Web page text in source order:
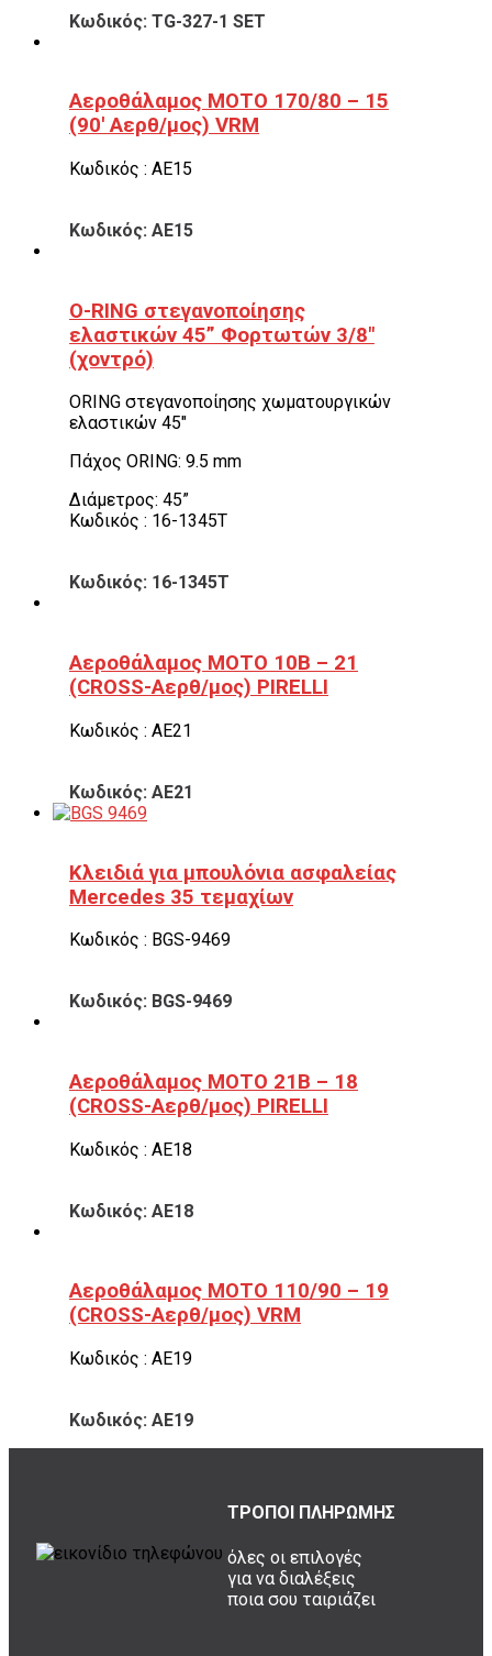
Κωδικός: TG-327-1 SET
Αεροθάλαμος ΜΟΤΟ 170/80 – 15
(90′ Αερθ/μος) VRM
Κωδικός : ΑΕ15
Κωδικός: ΑΕ15
O-RING στεγανοποίησης
ελαστικών 45” Φορτωτών 3/8″
(χοντρό)
ORING στεγανοποίησης χωματουργικών
ελαστικών 45″
Πάχος ORING: 9.5 mm
Διάμετρος: 45”
Κωδικός : 16-1345T
Κωδικός: 16-1345T
Αεροθάλαμος ΜΟΤΟ 10B – 21
(CROSS-Αερθ/μος) PIRELLI
Κωδικός : ΑΕ21
Κωδικός: ΑΕ21
Κλειδιά για μπουλόνια ασφαλείας
Mercedes 35 τεμαχίων
Κωδικός : BGS-9469
Κωδικός: BGS-9469
Αεροθάλαμος ΜΟΤΟ 21B – 18
(CROSS-Αερθ/μος) PIRELLI
Κωδικός : ΑΕ18
Κωδικός: ΑΕ18
Αεροθάλαμος ΜΟΤΟ 110/90 – 19
(CROSS-Αερθ/μος) VRM
Κωδικός : ΑΕ19
Κωδικός: ΑΕ19
ΤΡΟΠΟΙ ΠΛΗΡΩΜΗΣ
όλες οι επιλογές
για να διαλέξεις
ποια σου ταιριάζει